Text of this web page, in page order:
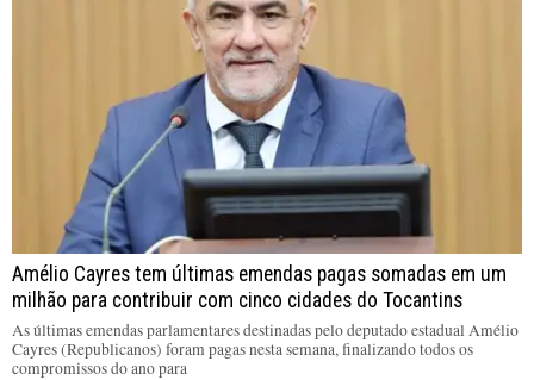
Amélio Cayres tem últimas emendas pagas somadas em um
milhão para contribuir com cinco cidades do Tocantins
As últimas emendas parlamentares destinadas pelo deputado estadual Amélio
Cayres (Republicanos) foram pagas nesta semana, finalizando todos os
compromissos do ano para